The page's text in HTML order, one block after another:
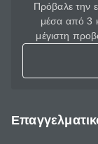
Πρόβαλε την
μέσα από 3
μέγιστη